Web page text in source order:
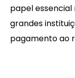
papel
grandes
pagamento ao